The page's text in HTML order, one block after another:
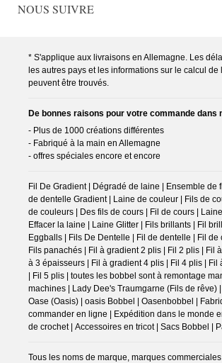
NOUS SUIVRE
* S'applique aux livraisons en Allemagne. Les
les autres pays et les informations sur le calcul de
peuvent être trouvés.
De bonnes raisons pour votre commande dans
- Plus de 1000 créations différentes
- Fabriqué à la main en Allemagne
- offres spéciales encore et encore
Fil De Gradient | Dégradé de laine | Ensemble de
de dentelle Gradient | Laine de couleur | Fils de
de couleurs | Des fils de cours | Fil de cours |
Effacer la laine | Laine Glitter | Fils brillants | Fil
Eggballs | Fils De Dentelle | Fil de dentelle | Fil de
Fils panachés | Fil à gradient 2 plis | Fil 2 plis | Fil
à 3 épaisseurs | Fil à gradient 4 plis | Fil 4 plis | Fil
| Fil 5 plis | toutes les bobbel sont à remontage
machines | Lady Dee's Traumgarne (Fils de rêve)
Oase (Oasis) | oasis Bobbel | Oasenbobbel |
commander en ligne | Expédition dans le monde
de crochet | Accessoires en tricot | Sacs Bobbel |
Tous les noms de marque, marques